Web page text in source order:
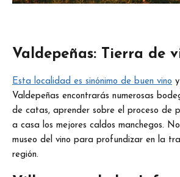
Valdepeñas: Tierra de
Esta localidad es sinónimo de buen vino
Valdepeñas encontrarás numerosas
de catas, aprender sobre el proceso de
a casa los mejores caldos manchegos.
museo del vino para profundizar en la
región.